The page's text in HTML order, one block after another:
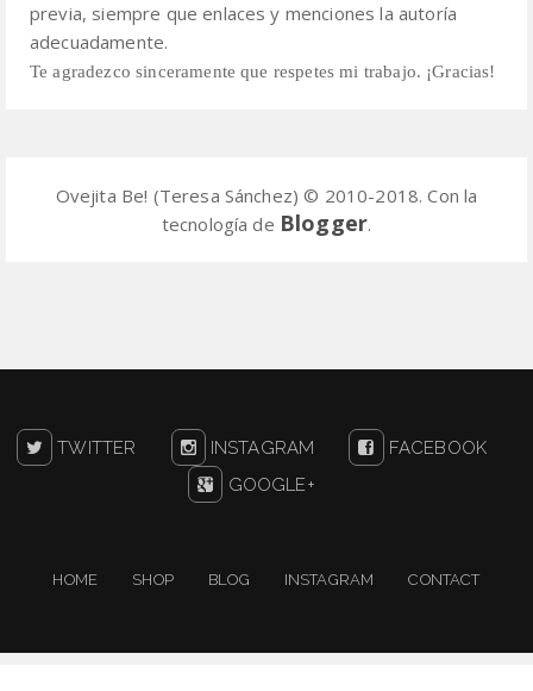
previa, siempre que enlaces y menciones la autoría
adecuadamente.
Te agradezco sinceramente que respetes mi trabajo. ¡Gracias!
Ovejita Be! (Teresa Sánchez) © 2010-2018. Con la
tecnología de Blogger.
TWITTER INSTAGRAM
FACEBOOK
GOOGLE+
HOME SHOP BLOG INSTAGRAM CONTACT